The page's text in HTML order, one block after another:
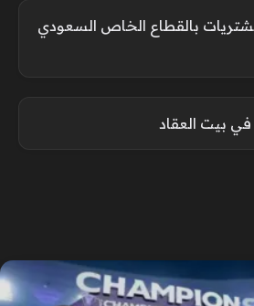
بالقطاع الخاص السعودي
في بيت العقاد